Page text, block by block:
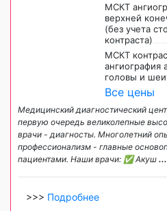
МСКТ
верхней
(без учета
контраста)
МСКТ
ангиография
головы и шеи
Все цены
Медицинский диагностический
первую очередь великолепные
врачи - диагносты. Многолетний
профессионализм - главные
пациентами. Наши врачи: ✅ Акуш ...
>>> Подробнее